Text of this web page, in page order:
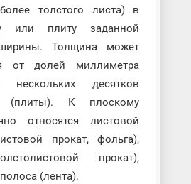
толстого листа) в
или плиту заданной
Толщина может
от долей миллиметра
десятков
(плиты). К плоскому
относятся листовой
прокат, фольга),
прокат),
(лента).